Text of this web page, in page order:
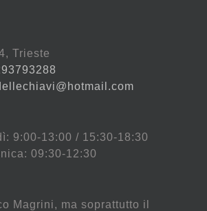
Trieste
9:00-13:00 / 15:30-18:30
09:30-12:30
Magrini, ma soprattutto il